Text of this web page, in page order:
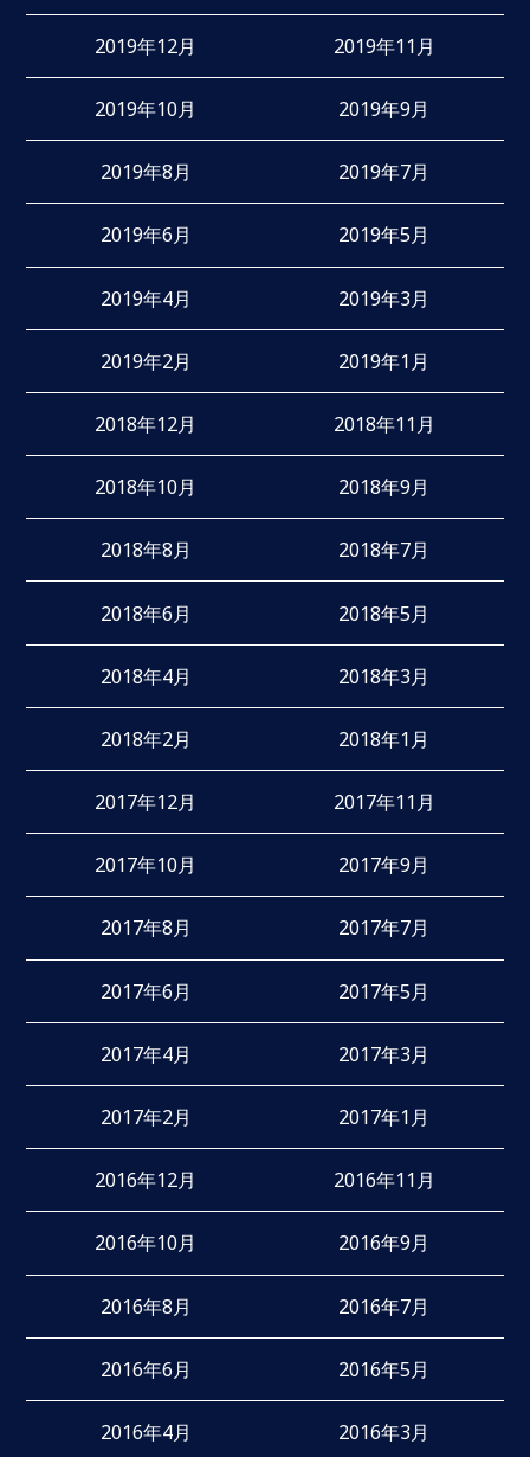
2019年12月 2019年11月
2019年10月 2019年9月
2019年8月 2019年7月
2019年6月 2019年5月
2019年4月 2019年3月
2019年2月 2019年1月
2018年12月 2018年11月
2018年10月 2018年9月
2018年8月 2018年7月
2018年6月 2018年5月
2018年4月 2018年3月
2018年2月 2018年1月
2017年12月 2017年11月
2017年10月 2017年9月
2017年8月 2017年7月
2017年6月 2017年5月
2017年4月 2017年3月
2017年2月 2017年1月
2016年12月 2016年11月
2016年10月 2016年9月
2016年8月 2016年7月
2016年6月 2016年5月
2016年4月 2016年3月